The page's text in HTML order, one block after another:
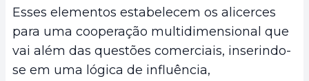
Esses elementos estabelecem os alicerces
para uma cooperação multidimensional que
vai além das questões comerciais, inserindo-
se em uma lógica de influência,